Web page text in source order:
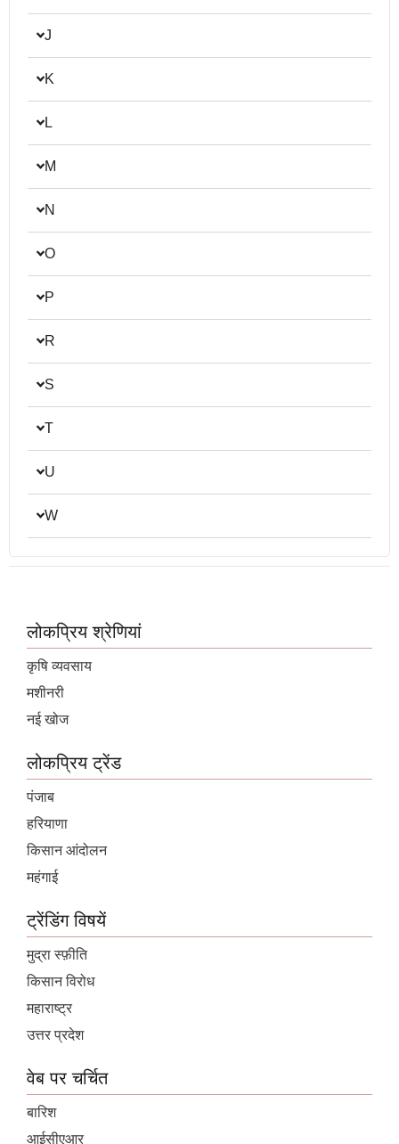
J
K
L
M
N
O
P
R
S
T
U
W
लोकप्रिय श्रेणियां
कृषि व्यवसाय
मशीनरी
नई खोज
लोकप्रिय ट्रेंड
पंजाब
हरियाणा
किसान आंदोलन
महंगाई
ट्रेंडिंग विषयें
मुद्रा स्फ़ीति
किसान विरोध
महाराष्ट्र
उत्तर प्रदेश
वेब पर चर्चित
बारिश
आईसीएआर